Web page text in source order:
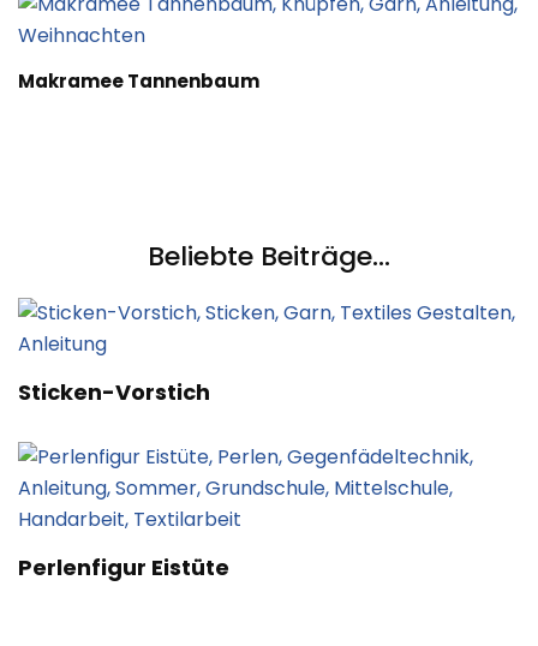
Makramee Tannenbaum
Beliebte Beiträge...
Sticken-Vorstich
Perlenfigur Eistüte